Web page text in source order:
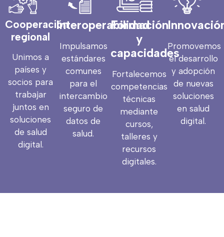
Cooperación
regional
Unimos a
países y
socios para
trabajar
juntos en
soluciones
de salud
digital.
Interoperabilidad
Impulsamos
estándares
comunes
para el
intercambio
seguro de
datos de
salud.
Formación
y
capacidades
Fortalecemos
competencias
técnicas
mediante
cursos,
talleres y
recursos
digitales.
Promovemos
el desarrollo
y adopción
de nuevas
soluciones
en salud
digital.